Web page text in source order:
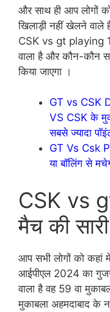
और साथ ही आप लोगों
खिलाड़ी नहीं खेलने वाले
CSK vs gt playing
वाला है और कौन-कौन
किया जाएगा ।
GT vs CSK
VS CSK के
सबसे ज्यादा
GT Vs Csk
या बॉलिंग से
CSK vs
मैच की
आप सभी लोगों को कहां
आईपीएल 2024 का
वाला है वह 59 वा
मुकाबला अहमदाबाद के